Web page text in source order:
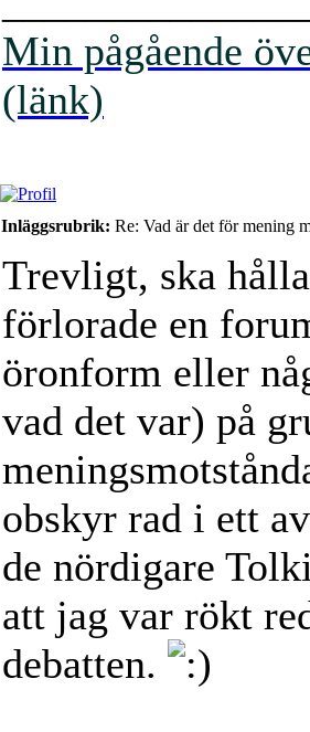
Min pågående
(länk)
Inläggsrubrik: Re: Vad är det för mening
Trevligt, ska
förlorade en
öronform eller
vad det var) på
obskyr rad i ett
de nördigare
att jag var rökt
debatten.